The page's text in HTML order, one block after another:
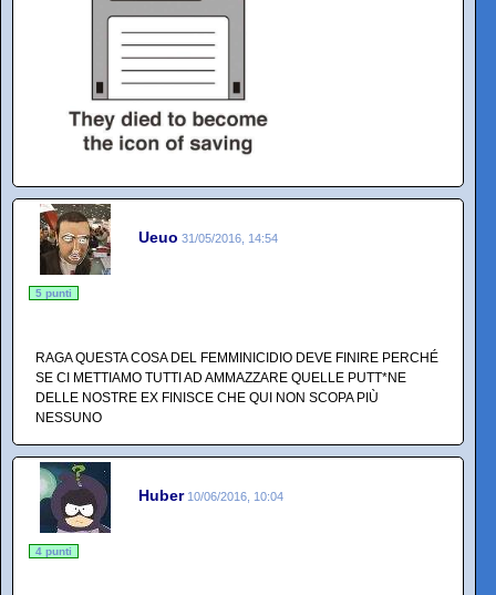
Ueuo 31/05/2016, 14:54
5 punti
RAGA QUESTA COSA DEL FEMMINICIDIO DEVE FINIRE PERCHÉ
SE CI METTIAMO TUTTI AD AMMAZZARE QUELLE PUTT*NE
DELLE NOSTRE EX FINISCE CHE QUI NON SCOPA PIÙ
NESSUNO
Huber 10/06/2016, 10:04
4 punti